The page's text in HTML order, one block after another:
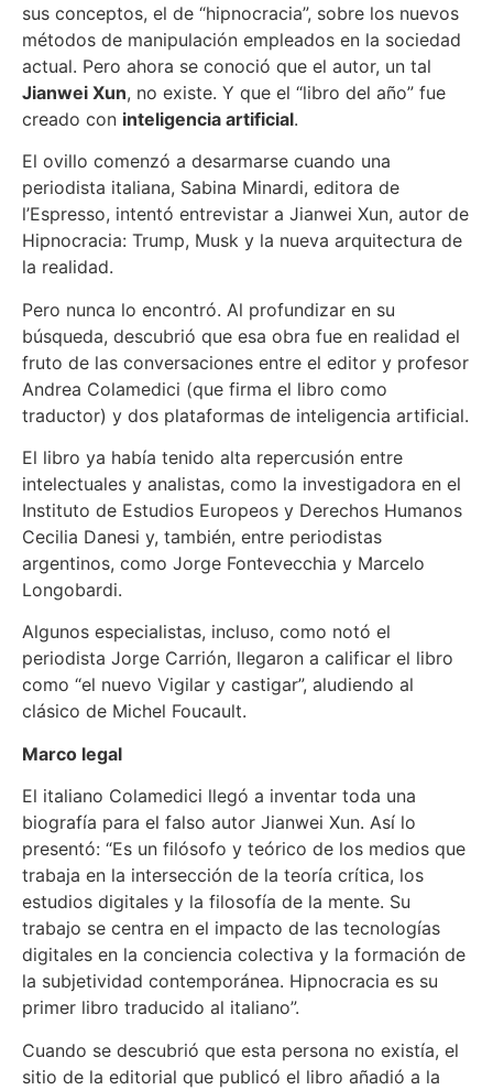
sus conceptos, el de “hipnocracia”, sobre los nuevos
métodos de manipulación empleados en la sociedad
actual. Pero ahora se conoció que el autor, un tal
Jianwei Xun, no existe. Y que el “libro del año” fue
creado con inteligencia artificial.
El ovillo comenzó a desarmarse cuando una
periodista italiana, Sabina Minardi, editora de
l’Espresso, intentó entrevistar a Jianwei Xun, autor de
Hipnocracia: Trump, Musk y la nueva arquitectura de
la realidad.
Pero nunca lo encontró. Al profundizar en su
búsqueda, descubrió que esa obra fue en realidad el
fruto de las conversaciones entre el editor y profesor
Andrea Colamedici (que firma el libro como
traductor) y dos plataformas de inteligencia artificial.
El libro ya había tenido alta repercusión entre
intelectuales y analistas, como la investigadora en el
Instituto de Estudios Europeos y Derechos Humanos
Cecilia Danesi y, también, entre periodistas
argentinos, como Jorge Fontevecchia y Marcelo
Longobardi.
Algunos especialistas, incluso, como notó el
periodista Jorge Carrión, llegaron a calificar el libro
como “el nuevo Vigilar y castigar”, aludiendo al
clásico de Michel Foucault.
Marco legal
El italiano Colamedici llegó a inventar toda una
biografía para el falso autor Jianwei Xun. Así lo
presentó: “Es un filósofo y teórico de los medios que
trabaja en la intersección de la teoría crítica, los
estudios digitales y la filosofía de la mente. Su
trabajo se centra en el impacto de las tecnologías
digitales en la conciencia colectiva y la formación de
la subjetividad contemporánea. Hipnocracia es su
primer libro traducido al italiano”.
Cuando se descubrió que esta persona no existía, el
sitio de la editorial que publicó el libro añadió a la